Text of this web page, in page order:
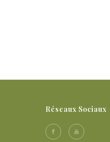
Réseaux Sociaux